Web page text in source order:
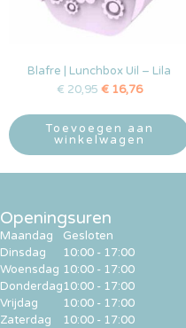
Blafre | Lunchbox Uil – Lila
€ 20,95 €16,76
Toevoegen aan
winkelwagen
Openingsuren
Maandag
Dinsdag
Woensdag
Donderdag
Vrijdag
Zaterdag
Gesloten
10:00 - 17:00
10:00 - 17:00
10:00 - 17:00
10:00 - 17:00
10:00 - 17:00